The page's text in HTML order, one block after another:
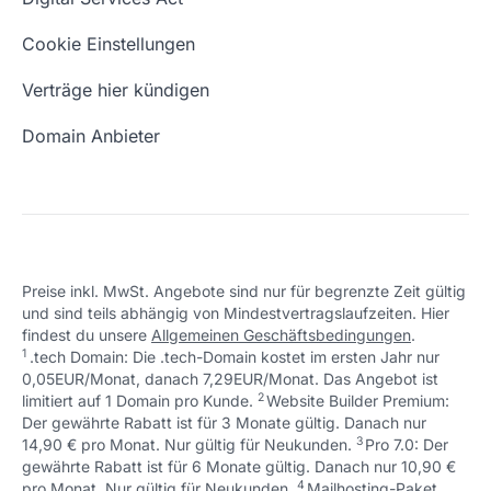
Schön, dass ich dir helfen konnte.
Tut mir leid, du erreichst uns unter:
+49 (0) 451 / 70 99 70
support@checkdomain.de
Schön, dass ich dir helfen konnte.
Tut mir leid, du erreichst uns unter:
+49 (0) 451 / 70 99 70
support@checkdomain.de
Schön, dass ich dir helfen konnte.
Tut mir leid, du erreichst uns unter:
+49 (0) 451 / 70 99 70oder
support@checkdomain.de
Schön, dass ich dir helfen konnte.
Tut mir leid, du erreichst uns unter:
+49 (0) 451 / 70 99 70oder
support@checkdomain.de
Schön, dass ich dir helfen konnte.
Tut mir leid, du erreichst uns unter:
+49 (0) 451 / 70 99 70oder
support@checkdomain.de
Domain Umzug
Wie ist meine IP?
Email Adresse erstellen
Cookie Einstellungen
Verträge hier kündigen
Domain Anbieter
Preise inkl. MwSt. Angebote sind nur für begrenzte Zeit gültig
und sind teils abhängig von Mindestvertragslaufzeiten. Hier
findest du unsere Allgemeinen Geschäftsbedingungen.
1 .tech Domain: Die .tech-Domain kostet im ersten Jahr nur
0,05EUR/Monat, danach 7,29EUR/Monat. Das Angebot ist
limitiert auf 1 Domain pro Kunde. ↩ 1
2 Website Builder Premium:
Der gewährte Rabatt ist für 3 Monate gültig. Danach nur
14,90 € pro Monat. Nur gültig für Neukunden. ↩ 1
3 Pro 7.0: Der
gewährte Rabatt ist für 6 Monate gültig. Danach nur 10,90 €
↩ 1
4